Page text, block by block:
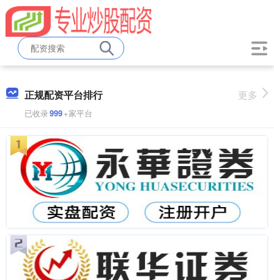
正规配资平台排行
已收录999+家平台
更多